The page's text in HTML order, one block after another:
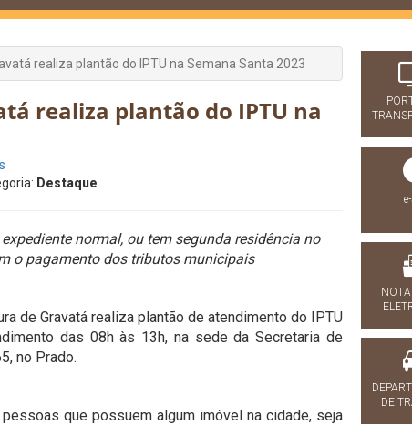
realiza plantão do IPTU na Semana Santa 2023
realiza plantão do IPTU na
Destaque
normal, ou tem segunda residência no
o pagamento dos tributos municipais
de Gravatá realiza plantão de atendimento do IPTU
das 08h às 13h, na sede da Secretaria de
no Prado.
que possuem algum imóvel na cidade, seja
DE